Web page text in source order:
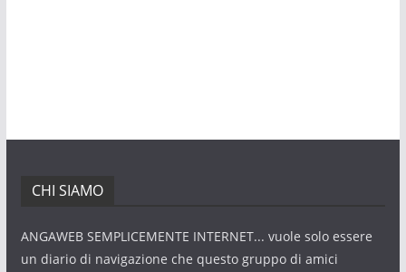
CHI SIAMO
ANGAWEB SEMPLICEMENTE INTERNET... vuole solo essere
un diario di navigazione che questo gruppo di amici